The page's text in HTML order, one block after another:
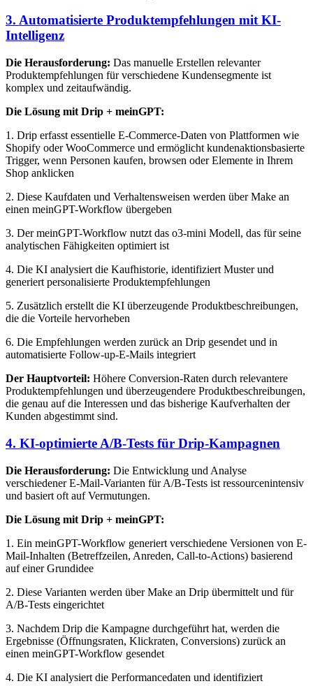
3. Automatisierte Produktempfehlungen mit KI-
Intelligenz
Die Herausforderung: Das manuelle Erstellen relevanter
Produktempfehlungen für verschiedene Kundensegmente ist
komplex und zeitaufwändig.
Die Lösung mit Drip + meinGPT:
1. Drip erfasst essentielle E-Commerce-Daten von Plattformen wie
Shopify oder WooCommerce und ermöglicht kundenaktionsbasierte
Trigger, wenn Personen kaufen, browsen oder Elemente in Ihrem
Shop anklicken
2. Diese Kaufdaten und Verhaltensweisen werden über Make an
einen meinGPT-Workflow übergeben
3. Der meinGPT-Workflow nutzt das o3-mini Modell, das für seine
analytischen Fähigkeiten optimiert ist
4. Die KI analysiert die Kaufhistorie, identifiziert Muster und
generiert personalisierte Produktempfehlungen
5. Zusätzlich erstellt die KI überzeugende Produktbeschreibungen,
die die Vorteile hervorheben
6. Die Empfehlungen werden zurück an Drip gesendet und in
automatisierte Follow-up-E-Mails integriert
Der Hauptvorteil: Höhere Conversion-Raten durch relevantere
Produktempfehlungen und überzeugendere Produktbeschreibungen,
die genau auf die Interessen und das bisherige Kaufverhalten der
Kunden abgestimmt sind.
4. KI-optimierte A/B-Tests für Drip-Kampagnen
Die Herausforderung: Die Entwicklung und Analyse
verschiedener E-Mail-Varianten für A/B-Tests ist ressourcenintensiv
und basiert oft auf Vermutungen.
Die Lösung mit Drip + meinGPT:
1. Ein meinGPT-Workflow generiert verschiedene Versionen von E-
Mail-Inhalten (Betreffzeilen, Anreden, Call-to-Actions) basierend
auf einer Grundidee
2. Diese Varianten werden über Make an Drip übermittelt und für
A/B-Tests eingerichtet
3. Nachdem Drip die Kampagne durchgeführt hat, werden die
Ergebnisse (Öffnungsraten, Klickraten, Conversions) zurück an
einen meinGPT-Workflow gesendet
4. Die KI analysiert die Performancedaten und identifiziert